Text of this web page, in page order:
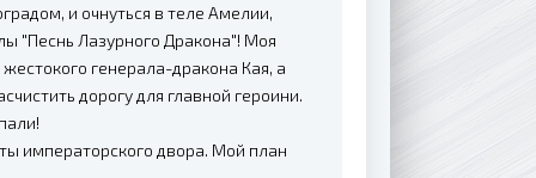
и очнуться в теле Амелии,
"Песнь Лазурного Дракона"! Моя
генерала-дракона Кая, а
дорогу для главной героини.
императорского двора. Мой план